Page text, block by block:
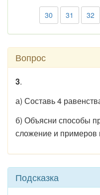
30 31 32
Вопрос
3.
а) Составь 4
б) Объясни способы
сложение и примеров
Подсказка